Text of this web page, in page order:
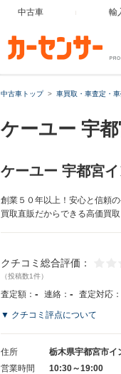
中古車 輸
中古車トップ 車買取・車査定・車
ケーユー 宇
ケーユー 宇都宮
創業５０年以上！安心と信頼
買取直販だからできる高価買取
クチコミ総合評価：
（投稿数1件）
査定額： - 連絡： - 査定対応：
▼ クチコミ評点について
住所
栃木県宇都宮市イ
営業時間
10:30～19:00